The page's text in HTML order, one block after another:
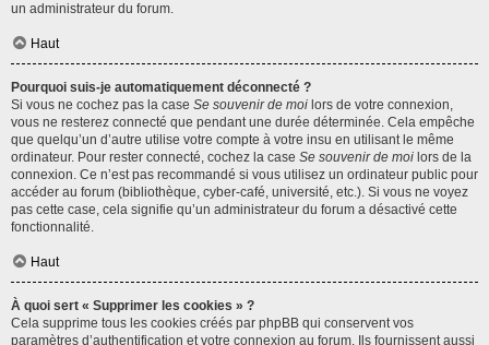
un administrateur du forum.
Haut
Pourquoi suis-je automatiquement déconnecté ?
Si vous ne cochez pas la case Se souvenir de moi lors de votre connexion,
vous ne resterez connecté que pendant une durée déterminée. Cela empêche
que quelqu’un d’autre utilise votre compte à votre insu en utilisant le même
ordinateur. Pour rester connecté, cochez la case Se souvenir de moi lors de la
connexion. Ce n’est pas recommandé si vous utilisez un ordinateur public pour
accéder au forum (bibliothèque, cyber-café, université, etc.). Si vous ne voyez
pas cette case, cela signifie qu’un administrateur du forum a désactivé cette
fonctionnalité.
Haut
À quoi sert « Supprimer les cookies » ?
Cela supprime tous les cookies créés par phpBB qui conservent vos
paramètres d’authentification et votre connexion au forum. Ils fournissent aussi